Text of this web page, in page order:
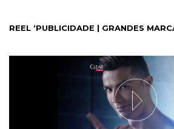
REEL ‘PUBLICIDADE | GRANDES